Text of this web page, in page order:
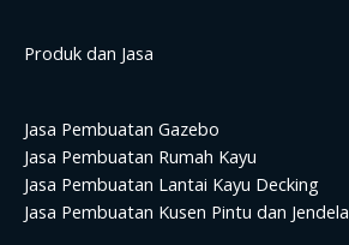
Produk dan Jasa
Jasa Pembuatan Gazebo
Jasa Pembuatan Rumah Kayu
Jasa Pembuatan Lantai Kayu Decking
Jasa Pembuatan Kusen Pintu dan Jendela